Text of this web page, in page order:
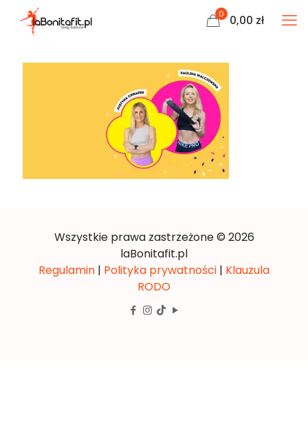
0 0,00 zł
Wszystkie prawa zastrzeżone © 2026
laBonitafit.pl
Regulamin | Polityka prywatności | Klauzula
RODO